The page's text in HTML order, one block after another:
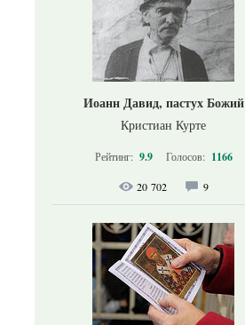
Иоанн Давид, пастух Божий
Кристиан Курте
Рейтинг: 9.9 Голосов: 1166
20 702 9